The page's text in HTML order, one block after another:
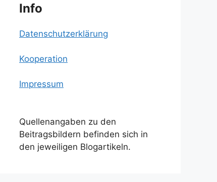
Info
Datenschutzerklärung
Kooperation
Impressum
Quellenangaben zu den
Beitragsbildern befinden sich in
den jeweiligen Blogartikeln.